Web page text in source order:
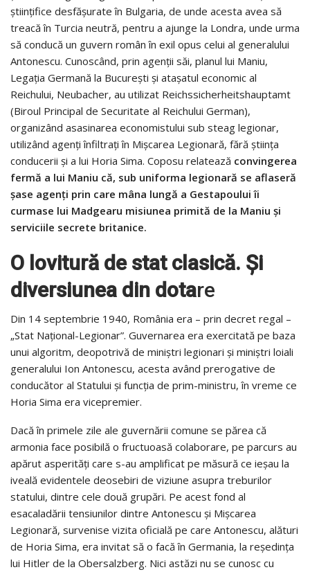
ştiinţifice desfășurate în Bulgaria, de unde acesta avea să
treacă în Turcia neutră, pentru a ajunge la Londra, unde urma
să conducă un guvern român în exil opus celui al generalului
Antonescu. Cunoscând, prin agenții săi, planul lui Maniu,
Legaţia Germană la Bucureşti și atașatul economic al
Reichului, Neubacher, au utilizat Reichssicherheitshauptamt
(Biroul Principal de Securitate al Reichului German),
organizând asasinarea economistului sub steag legionar,
utilizând agenți înfiltraţi în Mişcarea Legionară, fără ştiinţa
conducerii şi a lui Horia Sima. Coposu relatează convingerea
fermă a lui Maniu că, sub uniforma legionară se aflaseră
șase agenți prin care mâna lungă a Gestapoului îi
curmase lui Madgearu misiunea primită de la Maniu și
serviciile secrete britanice.
O lovitură de stat clasică. Şi
diversiunea din dotare
Din 14 septembrie 1940, România era – prin decret regal –
„Stat Naţional-Legionar”. Guvernarea era exercitată pe baza
unui algoritm, deopotrivă de miniştri legionari şi miniştri loiali
generalului Ion Antonescu, acesta având prerogative de
conducător al Statului şi funcția de prim-ministru, în vreme ce
Horia Sima era vicepremier.
Dacă în primele zile ale guvernării comune se părea că
armonia face posibilă o fructuoasă colaborare, pe parcurs au
apărut asperități care s-au amplificat pe măsură ce ieșau la
iveală evidentele deosebiri de viziune asupra treburilor
statului, dintre cele două grupări. Pe acest fond al
esacaladării tensiunilor dintre Antonescu şi Mişcarea
Legionară, survenise vizita oficială pe care Antonescu, alături
de Horia Sima, era invitat să o facă în Germania, la reședința
lui Hitler de la Obersalzberg. Nici astăzi nu se cunosc cu